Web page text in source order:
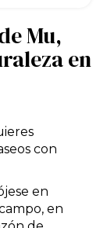
Mu,
en
con
en
en